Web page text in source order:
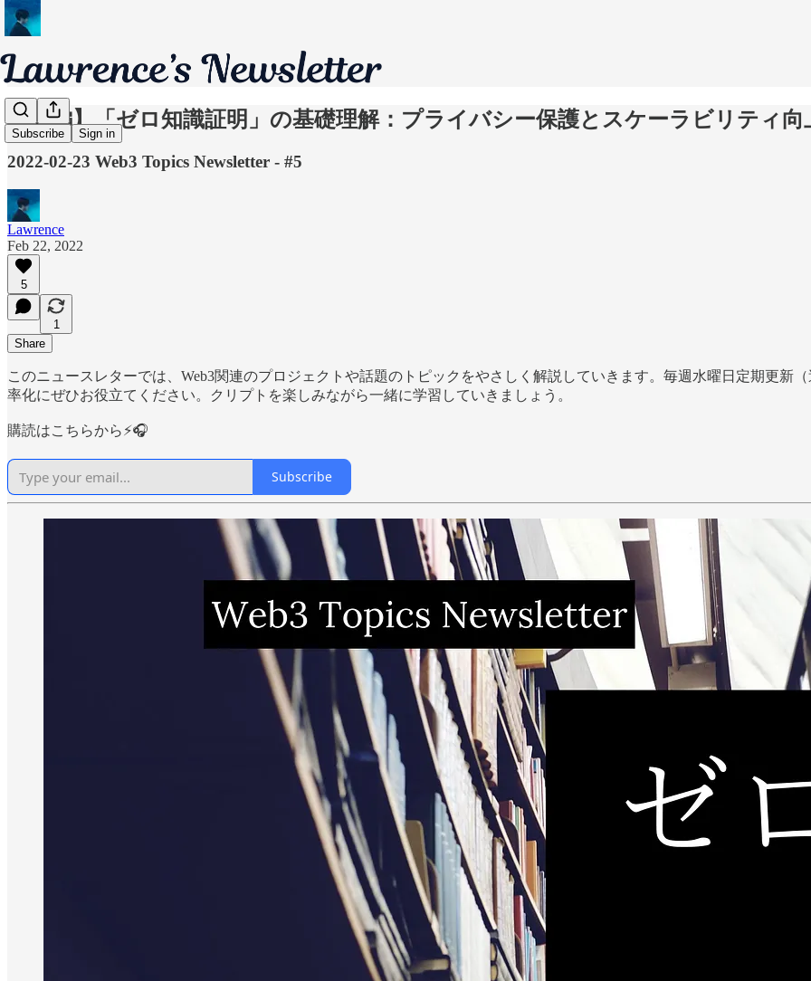
Subscribe Sign in
【前編】「ゼロ知識証明」の基礎理解：プライバシー保護とスケーラビリティ向
2022-02-23 Web3 Topics Newsletter - #5
Lawrence
Feb 22, 2022
5
1
Share
このニュースレターでは、Web3関連のプロジェクトや話題のトピックをやさしく解説していきます。毎週水曜日定期更新
率化にぜひお役立てください。クリプトを楽しみながら一緒に学習していきましょう。
購読はこちらから⚡️🎧
Subscribe